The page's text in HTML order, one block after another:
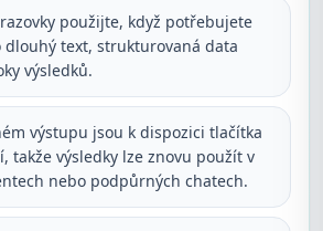
použijte, když potřebujete
dlouhý text, strukturovaná data
výsledků.
výstupu jsou k dispozici tlačítka
takže výsledky lze znovu použít v
nebo podpůrných chatech.